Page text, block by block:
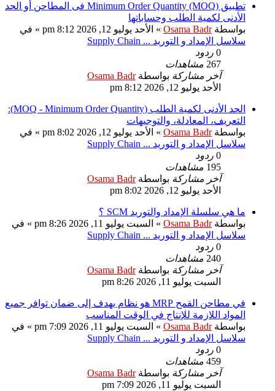
تطبيق Minimum Order Quantity (MOQ) فى المطاحن أو الحد
الأدنى لكمية الطلب وحساباتها
بواسطةOsama Badr » الأحد يوليو 12, 2026 8:12 pm » في
سلاسل الإمداد و التوريد ... Supply Chain
0 ردود
267 مشاهدات
آخر مشاركة بواسطةOsama Badr
الأحد يوليو 12, 2026 8:12 pm
الحد الأدنى لكمية الطلب (MOQ - Minimum Order Quantity):
التعريف، المعادلة، والتوجيهات
بواسطةOsama Badr » الأحد يوليو 12, 2026 8:02 pm » في
سلاسل الإمداد و التوريد ... Supply Chain
0 ردود
195 مشاهدات
آخر مشاركة بواسطةOsama Badr
الأحد يوليو 12, 2026 8:02 pm
ما هي سلسلة الإمداد والتوريد SCM ؟
بواسطةOsama Badr » السبت يوليو 11, 2026 8:26 pm » في
سلاسل الإمداد و التوريد ... Supply Chain
0 ردود
240 مشاهدات
آخر مشاركة بواسطةOsama Badr
السبت يوليو 11, 2026 8:26 pm
في مطاحن القمح MRP هو نظام يهدف إلى ضمان توافر جميع
المواد اللازمة للإنتاج في الوقت المناسب
بواسطةOsama Badr » السبت يوليو 11, 2026 7:09 pm » في
سلاسل الإمداد و التوريد ... Supply Chain
0 ردود
459 مشاهدات
آخر مشاركة بواسطةOsama Badr
السبت يوليو 11, 2026 7:09 pm